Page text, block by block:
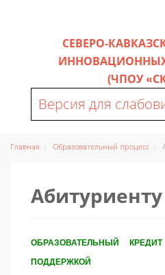
СЕВЕРО-
(ЧПОУ
Версия для
Главная Образовательный процесс
Абитуриенту
ОБРАЗОВАТЕЛЬНЫЙ
ПОДДЕРЖКОЙ